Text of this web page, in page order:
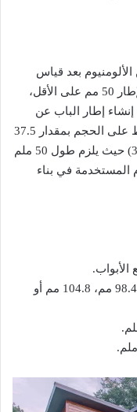
بعد قياس
أبعاد الفتحة. يجب أن يكون طول جوانب الإطار 50 مم على الأقل،
إطار الباب عن
طريق تقليل عرضه بمقدار 25 ملم والحفاظ على الحجم بمقدار 37.5
ملم أعلى من الفتحة، أي (50 -12.5 هو 37.5) حيث يلزم طول 50 ملم
المستخدمة في بناء
الأبواب.
السكة العلوية والسكة الجانبية = 57.2 مم، 98.4 مم، 104.8 مم أو